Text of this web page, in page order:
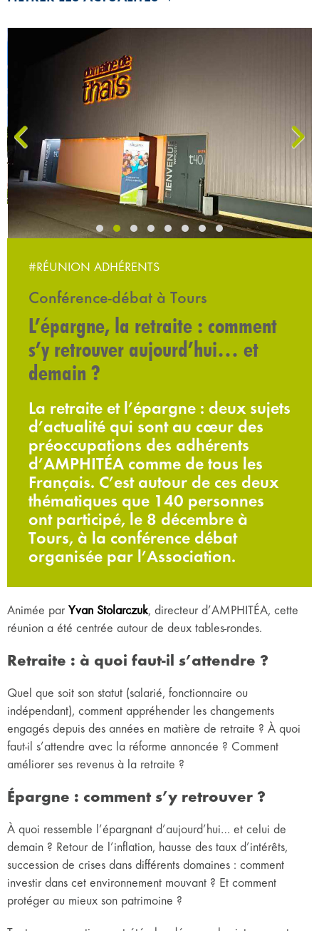
‹ ›
#RÉUNION ADHÉRENTS
Conférence-débat à Tours
L’épargne, la retraite : comment
s’y retrouver aujourd’hui… et
demain ?
La retraite et l’épargne : deux sujets
d’actualité qui sont au cœur des
préoccupations des adhérents
d’AMPHITÉA comme de tous les
Français. C’est autour de ces deux
thématiques que 140 personnes
ont participé, le 8 décembre à
Tours, à la conférence débat
organisée par l’Association.
Animée par Yvan Stolarczuk, directeur d’AMPHITÉA, cette
réunion a été centrée autour de deux tables-rondes.
Retraite : à quoi faut-il s’attendre ?
Quel que soit son statut (salarié, fonctionnaire ou
indépendant), comment appréhender les changements
engagés depuis des années en matière de retraite ? À quoi
faut-il s’attendre avec la réforme annoncée ? Comment
améliorer ses revenus à la retraite ?
Épargne : comment s’y retrouver ?
À quoi ressemble l’épargnant d’aujourd’hui… et celui de
demain ? Retour de l’inflation, hausse des taux d’intérêts,
succession de crises dans différents domaines : comment
investir dans cet environnement mouvant ? Et comment
protéger au mieux son patrimoine ?